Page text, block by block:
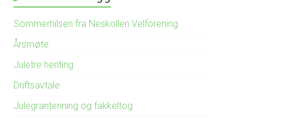
Sommerhilsen fra Neskollen Velforening
Årsmøte
Juletre henting
Driftsavtale
Julegrantenning og fakkeltog